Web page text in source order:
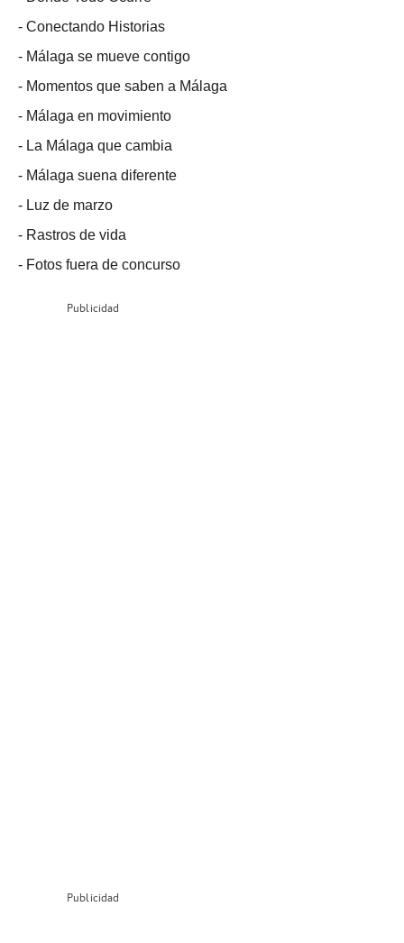
- Conectando Historias
- Málaga se mueve contigo
- Momentos que saben a Málaga
- Málaga en movimiento
- La Málaga que cambia
- Málaga suena diferente
- Luz de marzo
- Rastros de vida
- Fotos fuera de concurso
Publicidad
Publicidad